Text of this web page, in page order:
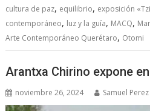
cultura de paz, equilibrio, exposición
contemporáneo, luz y la guía, MACQ,
Arte Contemporáneo Querétaro, Otomi
Arantxa Chirino expone
noviembre 26, 2024 Samuel